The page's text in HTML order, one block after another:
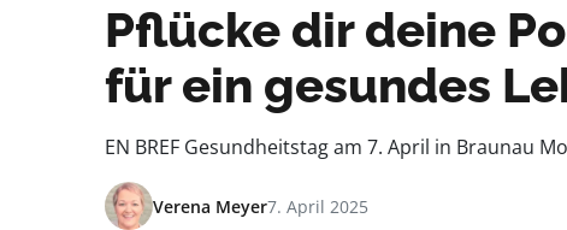
Pflücke dir deine
für ein gesundes
EN BREF Gesundheitstag am 7. April in Braunau
Verena Meyer7. April 2025